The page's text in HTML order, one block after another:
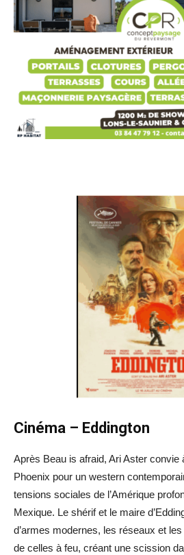
Cinéma – Eddington
Après Beau is afraid, Ari Aster convie
Phoenix pour un western
tensions sociales de l’Amérique
Mexique. Le shérif et le maire
d’armes modernes, les réseaux et
de celles à feu, créant une scission